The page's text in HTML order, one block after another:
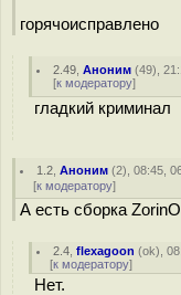
горячоисправлено
2.49 ,Аноним (49),
[к модератору]
гладкий криминал
1.2 ,Аноним (2), 08:45,
[к модератору]
А есть сборка
2.4 ,flexagoon (ok),
[к модератору]
Нет.